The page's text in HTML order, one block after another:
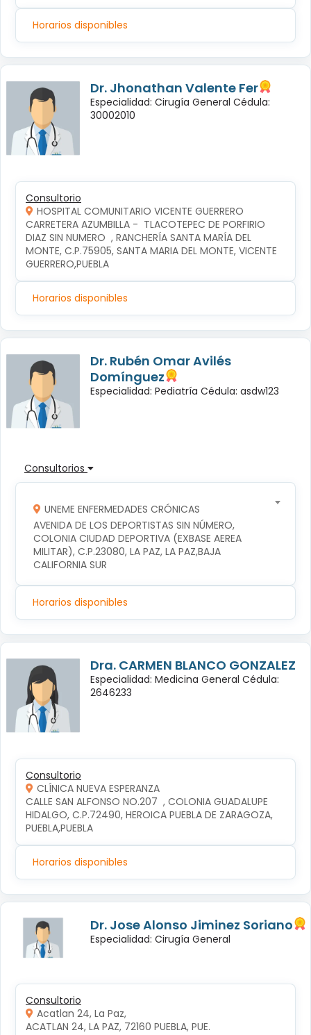
Horarios disponibles
Dr. Jhonathan Valente Fer
Especialidad: Cirugía General Cédula:
30002010
Consultorio
HOSPITAL COMUNITARIO VICENTE GUERRERO
CARRETERA AZUMBILLA -  TLACOTEPEC DE PORFIRIO
DIAZ SIN NUMERO  , RANCHERÍA SANTA MARÍA DEL
MONTE, C.P.75905, SANTA MARIA DEL MONTE, VICENTE
GUERRERO,PUEBLA
Horarios disponibles
Dr. Rubén Omar Avilés
Domínguez
Especialidad: Pediatría Cédula: asdw123
Consultorios
UNEME ENFERMEDADES CRÓNICAS
AVENIDA DE LOS DEPORTISTAS SIN NÚMERO,
COLONIA CIUDAD DEPORTIVA (EXBASE AEREA
MILITAR), C.P.23080, LA PAZ, LA PAZ,BAJA
CALIFORNIA SUR
Horarios disponibles
Dra. CARMEN BLANCO GONZALEZ
Especialidad: Medicina General Cédula:
2646233
Consultorio
CLÍNICA NUEVA ESPERANZA
CALLE SAN ALFONSO NO.207  , COLONIA GUADALUPE
HIDALGO, C.P.72490, HEROICA PUEBLA DE ZARAGOZA,
PUEBLA,PUEBLA
Horarios disponibles
Dr. Jose Alonso Jiminez Soriano
Especialidad: Cirugía General
Consultorio
Acatlan 24, La Paz,
ACATLAN 24, LA PAZ, 72160 PUEBLA, PUE.